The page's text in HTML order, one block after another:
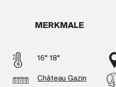
MERKMALE
16° 18°
Château Gazin